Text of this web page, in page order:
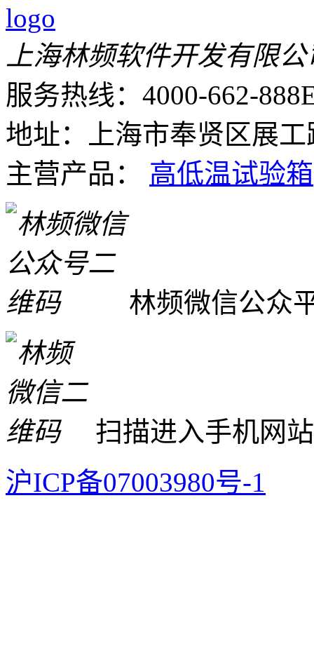
上海林频软件开发有限公
服务热线：4000-662-888
地址：上海市奉贤区展工
主营产品： 高低温试验箱
林频微信公众
扫描进入手机网
沪ICP备07003980号-1